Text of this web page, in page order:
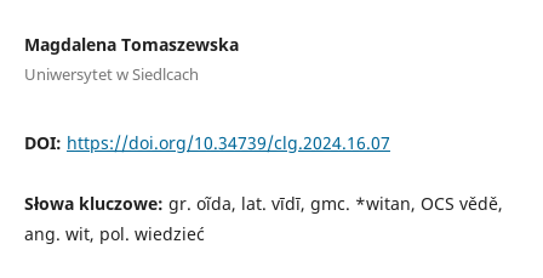
Magdalena Tomaszewska
Uniwersytet w Siedlcach
DOI: https://doi.org/10.34739/clg.2024.16.07
Słowa kluczowe: gr. oĩda, lat. vīdī, gmc. *witan, OCS vědě,
ang. wit, pol. wiedzieć